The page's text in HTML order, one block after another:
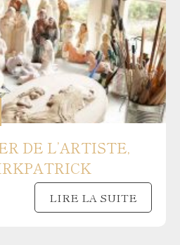
DE L’ARTISTE,
LIRE LA SUITE